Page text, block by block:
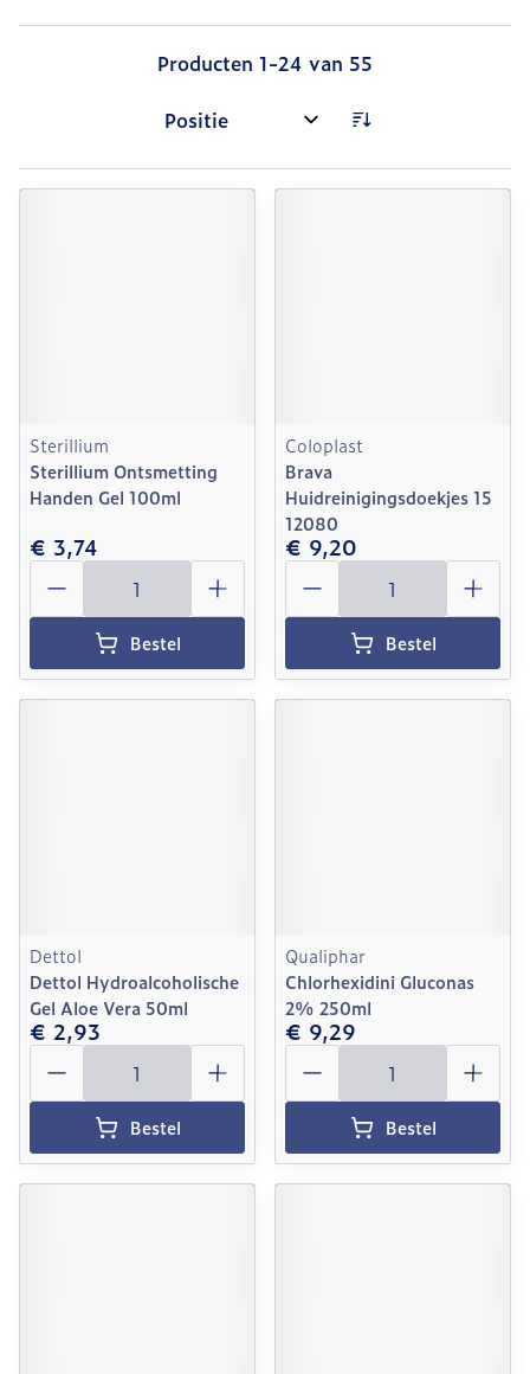
Producten 1-24 van 55
Sorteer op:
Sterillium
Sterillium Ontsmetting
Handen Gel 100ml
€ 3,74
Aantal
Bestel
Coloplast
Brava
Huidreinigingsdoekjes 15
12080
€ 9,20
Aantal
Bestel
Dettol
Dettol Hydroalcoholische
Gel Aloe Vera 50ml
€ 2,93
Aantal
Bestel
Qualiphar
Chlorhexidini Gluconas
2% 250ml
€ 9,29
Aantal
Bestel